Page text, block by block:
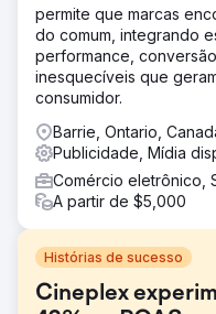
permite que marcas
do comum, integrando
performance,
inesquecíveis que
consumidor.
Barrie, Ontario,
Publicidade, Mídia
Comércio eletrônico,
A partir de $5,000
Histórias de sucesso
Cineplex